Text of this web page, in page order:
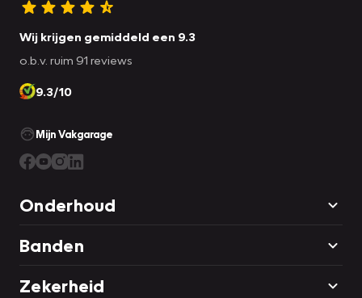
Wij krijgen gemiddeld een 9.3
o.b.v. ruim 91 reviews
9.3/10
Mijn Vakgarage
Onderhoud
Banden
Zekerheid